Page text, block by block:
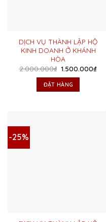
DỊCH VỤ THÀNH LẬP HỘ
KINH DOANH Ở KHÁNH
HÒA
2.000.000₫ Giá
là:
2.000.000₫.
1.500.000₫Giá
ĐẶT HÀNG
-25%